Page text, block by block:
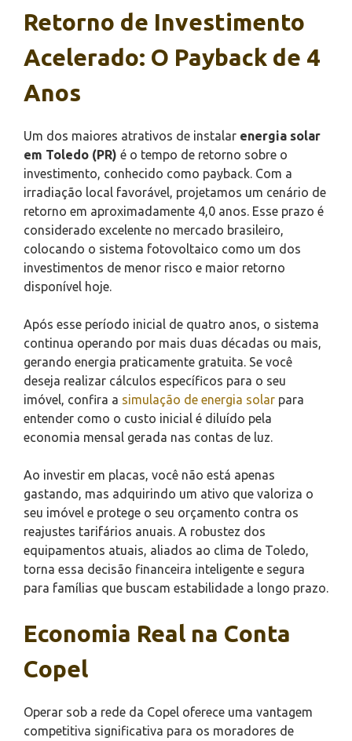
Retorno de Investimento
Acelerado: O Payback de 4
Anos
Um dos maiores atrativos de instalar energia solar
em Toledo (PR) é o tempo de retorno sobre o
investimento, conhecido como payback. Com a
irradiação local favorável, projetamos um cenário de
retorno em aproximadamente 4,0 anos. Esse prazo é
considerado excelente no mercado brasileiro,
colocando o sistema fotovoltaico como um dos
investimentos de menor risco e maior retorno
disponível hoje.
Após esse período inicial de quatro anos, o sistema
continua operando por mais duas décadas ou mais,
gerando energia praticamente gratuita. Se você
deseja realizar cálculos específicos para o seu
imóvel, confira a simulação de energia solar para
entender como o custo inicial é diluído pela
economia mensal gerada nas contas de luz.
Ao investir em placas, você não está apenas
gastando, mas adquirindo um ativo que valoriza o
seu imóvel e protege o seu orçamento contra os
reajustes tarifários anuais. A robustez dos
equipamentos atuais, aliados ao clima de Toledo,
torna essa decisão financeira inteligente e segura
para famílias que buscam estabilidade a longo prazo.
Economia Real na Conta
Copel
Operar sob a rede da Copel oferece uma vantagem
competitiva significativa para os moradores de